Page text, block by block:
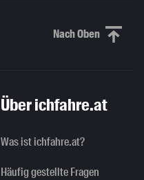
Nach ObenNach oben
Über ichfahre.at
Was ist ichfahre.at?
Häufig gestellte Fragen